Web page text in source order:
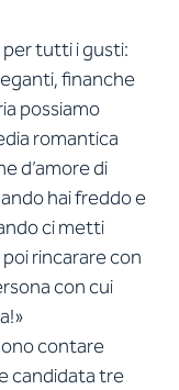
per tutti i gusti:
finanche
possiamo
romantica
d’amore di
hai freddo e
ci metti
rincarare con
con cui
contare
candidata tre